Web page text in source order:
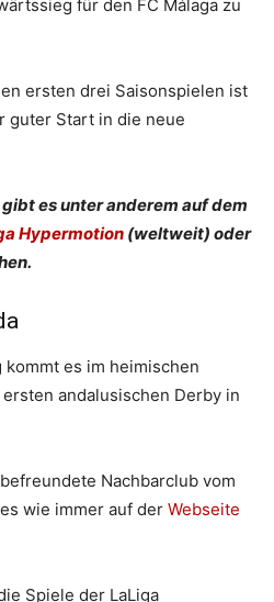
für den FC Málaga zu
ersten drei Saisonspielen ist
guter Start in die neue
es unter anderem auf dem
Hypermotion (weltweit) oder
kommt es im heimischen
andalusischen Derby in
Nachbarclub vom
wie immer auf der Webseite
Spiele der LaLiga